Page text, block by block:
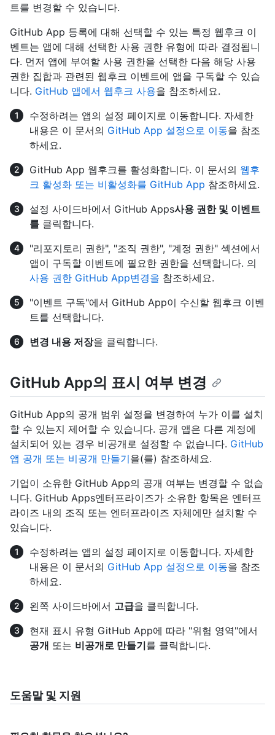
트를 변경할 수 있습니다.
GitHub App 등록에 대해 선택할 수 있는 특정 웹후크 이
벤트는 앱에 대해 선택한 사용 권한 유형에 따라 결정됩니
다. 먼저 앱에 부여할 사용 권한을 선택한 다음 해당 사용
권한 집합과 관련된 웹후크 이벤트에 앱을 구독할 수 있습
니다. GitHub 앱에서 웹후크 사용을 참조하세요.
수정하려는 앱의 설정 페이지로 이동합니다. 자세한
내용은 이 문서의 GitHub App 설정으로 이동을 참조
하세요.
GitHub App 웹후크를 활성화합니다. 이 문서의 웹후
크 활성화 또는 비활성화를 GitHub App 참조하세요.
설정 사이드바에서 GitHub Apps사용 권한 및 이벤트
를 클릭합니다.
"리포지토리 권한", "조직 권한", "계정 권한" 섹션에서
앱이 구독할 이벤트에 필요한 권한을 선택합니다. 의
사용 권한 GitHub App변경을 참조하세요.
"이벤트 구독"에서 GitHub App이 수신할 웹후크 이벤
트를 선택합니다.
변경 내용 저장을 클릭합니다.
GitHub App의 표시 여부 변경
GitHub App의 공개 범위 설정을 변경하여 누가 이를 설치
할 수 있는지 제어할 수 있습니다. 공개 앱은 다른 계정에
설치되어 있는 경우 비공개로 설정할 수 없습니다. GitHub
앱 공개 또는 비공개 만들기을(를) 참조하세요.
기업이 소유한 GitHub App의 공개 여부는 변경할 수 없습
니다. GitHub Apps엔터프라이즈가 소유한 항목은 엔터프
라이즈 내의 조직 또는 엔터프라이즈 자체에만 설치할 수
있습니다.
수정하려는 앱의 설정 페이지로 이동합니다. 자세한
내용은 이 문서의 GitHub App 설정으로 이동을 참조
하세요.
왼쪽 사이드바에서 고급을 클릭합니다.
현재 표시 유형 GitHub App에 따라 "위험 영역"에서
공개 또는 비공개로 만들기를 클릭합니다.
도움말 및 지원